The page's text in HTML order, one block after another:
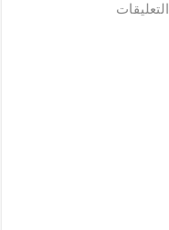
التعليقات